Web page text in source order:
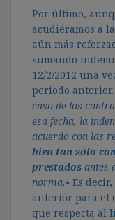
Por último,
acudiéramos a
aún más
sumando
12/2/2012 una
periodo anterior.
caso de los
esa fecha, la
acuerdo con las
bien tan sólo
prestados antes
norma.» Es
anterior para el
que respecta al